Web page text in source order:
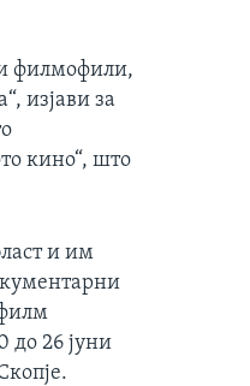
филмофили,
изјави за
кино“, што
и им
до 26 јуни